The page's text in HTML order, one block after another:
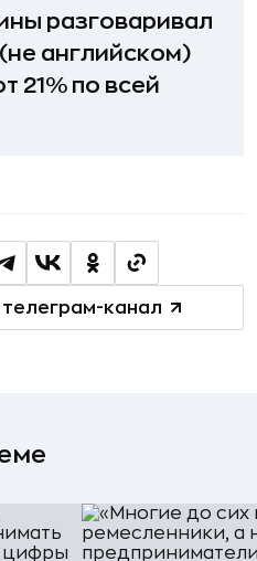
разговаривал
английском)
21% по всей
канал